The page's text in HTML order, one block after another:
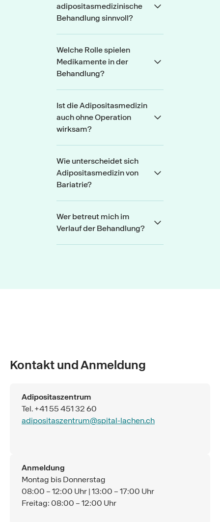
adipositasmedizinische
Behandlung sinnvoll?
Welche Rolle spielen
Medikamente in der
Behandlung?
Ist die Adipositasmedizin
auch ohne Operation
wirksam?
Wie unterscheidet sich
Adipositasmedizin von
Bariatrie?
Wer betreut mich im
Verlauf der Behandlung?
Kontakt und Anmeldung
Adipositaszentrum
Tel. +41 55 451 32 60
adipositaszentrum@spital-lachen.ch
Anmeldung
Montag bis Donnerstag
08:00 – 12:00 Uhr | 13:00 – 17:00 Uhr
Freitag: 08:00 – 12:00 Uhr